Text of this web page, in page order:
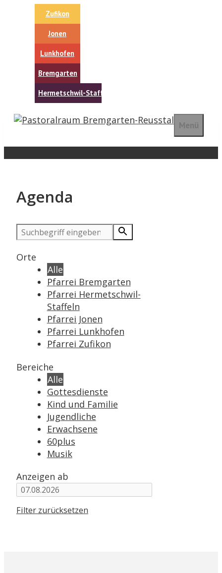
Zufikon
Jonen
Lunkhofen
Bremgarten
Hermetschwil-Staffeln
Menü
Agenda
Orte
Alle
Pfarrei Bremgarten
Pfarrei Hermetschwil-
Staffeln
Pfarrei Jonen
Pfarrei Lunkhofen
Pfarrei Zufikon
Bereiche
Alle
Gottesdienste
Kind und Familie
Jugendliche
Erwachsene
60plus
Musik
Anzeigen ab
Filter zurücksetzen